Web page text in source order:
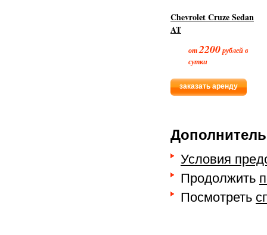
Chevrolet Cruze Sedan
AT
от2200рублей в
сутки
заказать аренду
Условия
Продолжить
Посмотреть